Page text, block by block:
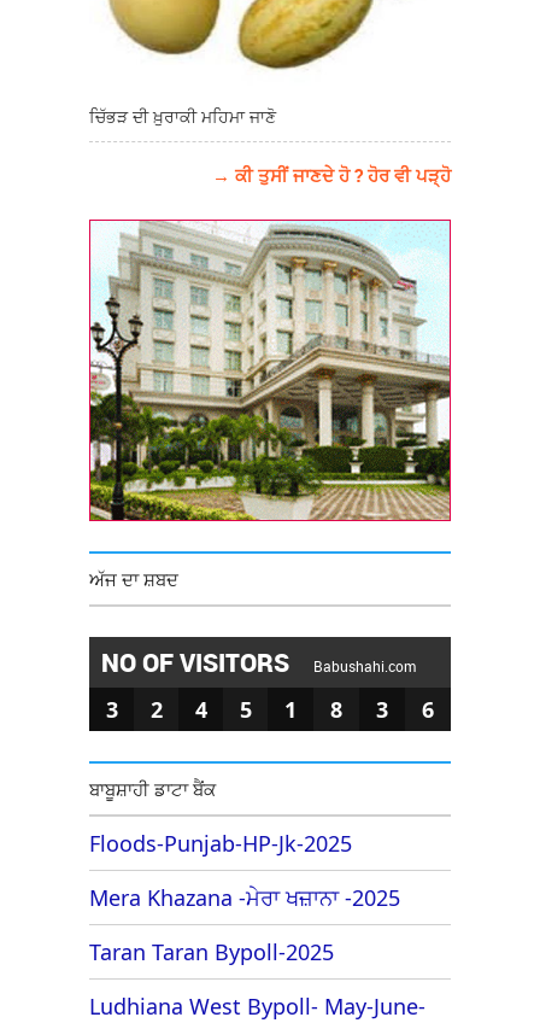
ਚਿੱਭੜ ਦੀ ਖ਼ੁਰਾਕੀ ਮਹਿਮਾ ਜਾਣੋ
→ ਕੀ ਤੁਸੀਂ ਜਾਣਦੇ ਹੋ ? ਹੋਰ ਵੀ ਪੜ੍ਹੋ
ਅੱਜ ਦਾ ਸ਼ਬਦ
NO OF VISITORS Babushahi.com
3 2 4 5 1 8 3 6
ਬਾਬੂਸ਼ਾਹੀ ਡਾਟਾ ਬੈਂਕ
Floods-Punjab-HP-Jk-2025
Mera Khazana -ਮੇਰਾ ਖਜ਼ਾਨਾ -2025
Taran Taran Bypoll-2025
Ludhiana West Bypoll- May-June-